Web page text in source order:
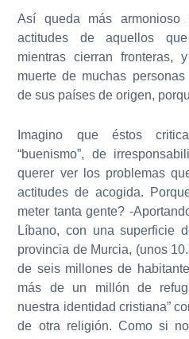
Así queda más
actitudes de aquellos
mientras cierran fronteras,
muerte de muchas
de sus países de origen,
Imagino que éstos
“buenismo”, de
querer ver los problemas
actitudes de acogida.
meter tanta gente? -
Líbano, con una superficie
provincia de Murcia, (unos
de seis millones de
más de un millón de
nuestra identidad cristiana”
de otra religión. Como si